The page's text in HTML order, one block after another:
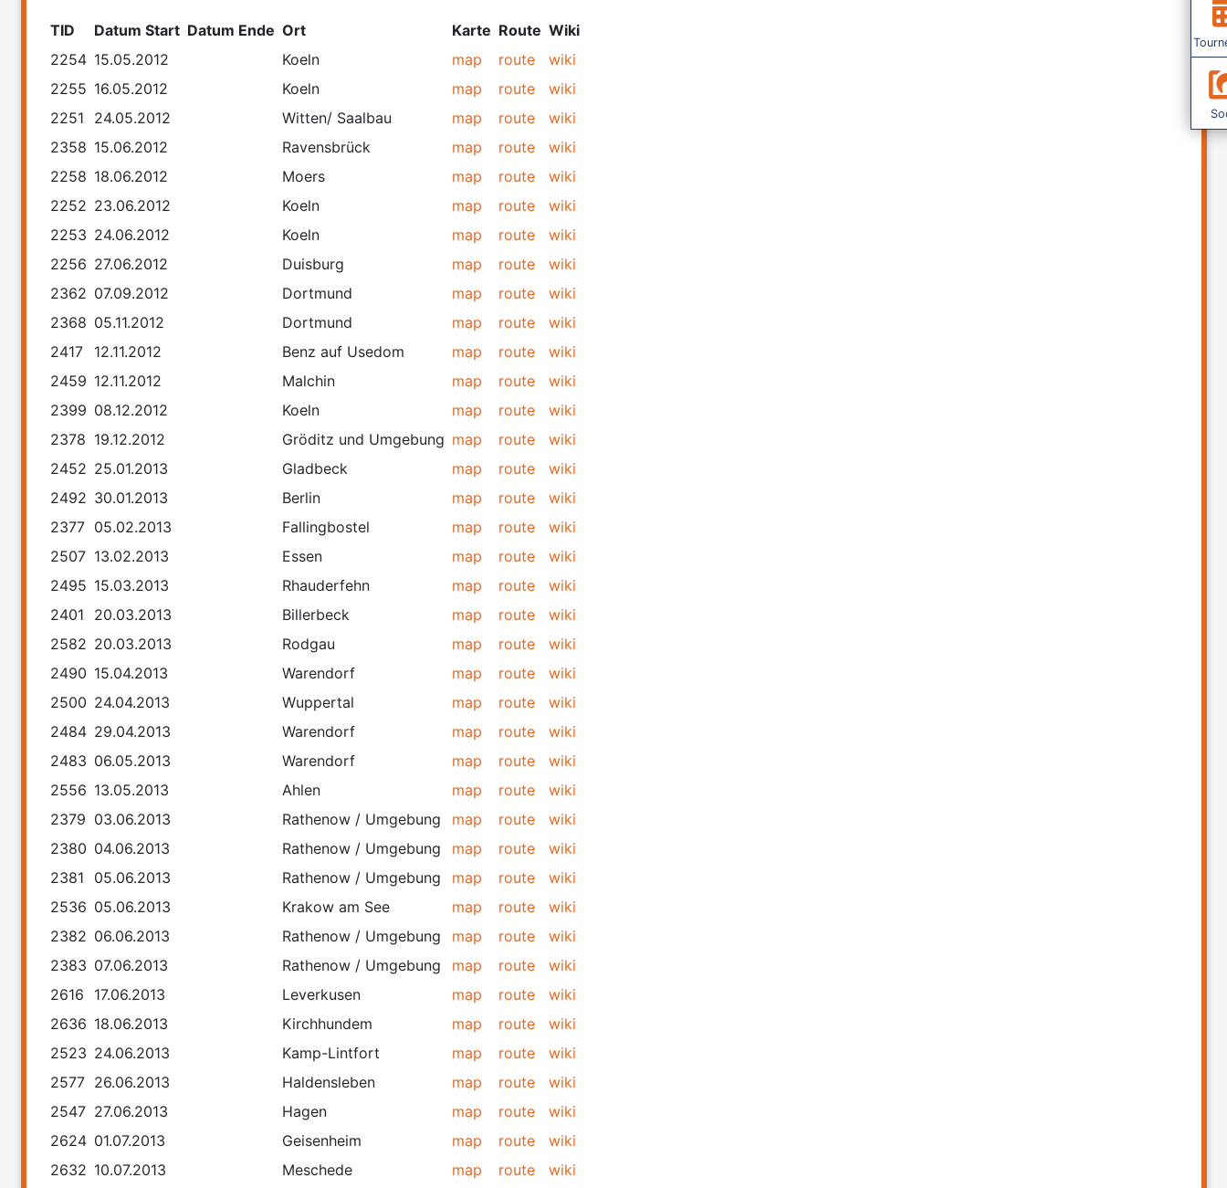
TID Datum Start Datum Ende Ort Karte Route Wiki
2254 15.05.2012 Koeln map route
wiki
2255 16.05.2012 Koeln map route
wiki
2251
24.05.2012 Witten/ Saalbau map route
wiki
2358 15.06.2012 Ravensbrück map route
wiki
2258 18.06.2012 Moers map route
wiki
2252 23.06.2012 Koeln map route
wiki
2253 24.06.2012 Koeln map route
wiki
2256 27.06.2012 Duisburg map route
wiki
2362 07.09.2012 Dortmund map route
wiki
2368 05.11.2012 Dortmund map route
wiki
2417
12.11.2012 Benz auf Usedom map route
wiki
2459 12.11.2012 Malchin map route
wiki
2399 08.12.2012 Koeln map route
wiki
2378 19.12.2012 Gröditz und Umgebung map route
wiki
2452 25.01.2013 Gladbeck map route
wiki
2492 30.01.2013 Berlin map route
wiki
2377 05.02.2013 Fallingbostel map route
wiki
2507 13.02.2013 Essen map route
wiki
2495 15.03.2013 Rhauderfehn map route
wiki
2401
20.03.2013 Billerbeck map route
wiki
2582 20.03.2013 Rodgau map route
wiki
2490 15.04.2013 Warendorf map route
wiki
2500 24.04.2013 Wuppertal map route
wiki
2484 29.04.2013 Warendorf map route
wiki
2483 06.05.2013 Warendorf map route
wiki
2556 13.05.2013 Ahlen map route
wiki
2379 03.06.2013 Rathenow / Umgebung map route
wiki
2380 04.06.2013 Rathenow / Umgebung map route
wiki
2381
05.06.2013 Rathenow / Umgebung map route
wiki
2536 05.06.2013 Krakow am See map route
wiki
2382 06.06.2013 Rathenow / Umgebung map route
wiki
2383 07.06.2013 Rathenow / Umgebung map route
wiki
2616
17.06.2013 Leverkusen map route
wiki
2636 18.06.2013 Kirchhundem map route
wiki
2523 24.06.2013 Kamp-Lintfort map route
wiki
2577 26.06.2013 Haldensleben map route
wiki
2547 27.06.2013 Hagen map route
wiki
2624 01.07.2013 Geisenheim map route
wiki
2632 10.07.2013 Meschede map route
wiki